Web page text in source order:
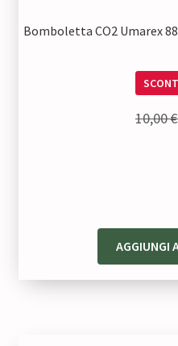
Bomboletta CO2 Umarex
10,00€
AGGIUNGI